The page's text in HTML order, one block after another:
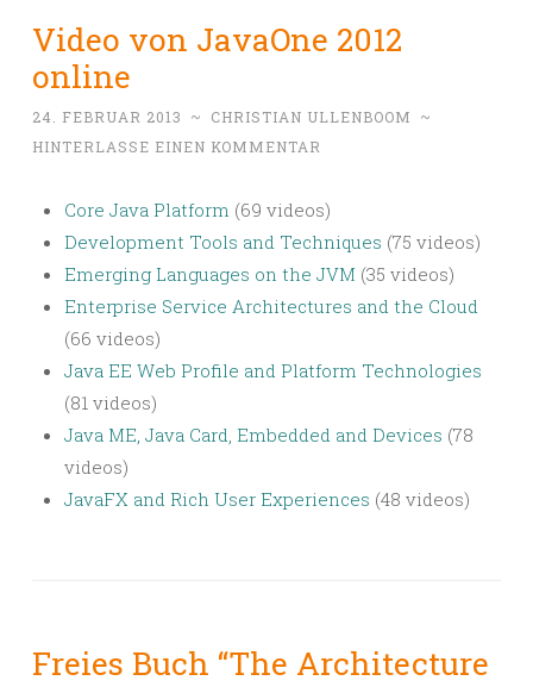
Video von JavaOne 2012
online
24. FEBRUAR 2013 ~ CHRISTIAN ULLENBOOM
~
HINTERLASSE EINEN KOMMENTAR
Core Java Platform (69 videos)
Development Tools and Techniques (75 videos)
Emerging Languages on the JVM (35 videos)
Enterprise Service Architectures and the Cloud
(66 videos)
Java EE Web Profile and Platform Technologies
(81 videos)
Java ME, Java Card, Embedded and Devices (78
videos)
JavaFX and Rich User Experiences (48 videos)
Freies Buch “The Architecture